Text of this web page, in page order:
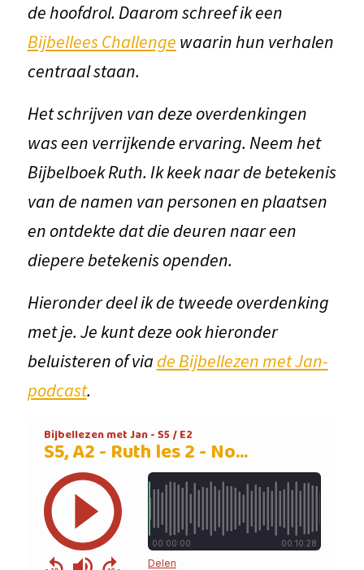
de hoofdrol. Daarom schreef ik een
Bijbellees Challenge waarin hun verhalen
centraal staan.
Het schrijven van deze overdenkingen
was een verrijkende ervaring. Neem het
Bijbelboek Ruth. Ik keek naar de betekenis
van de namen van personen en plaatsen
en ontdekte dat die deuren naar een
diepere betekenis openden.
Hieronder deel ik de tweede overdenking
met je. Je kunt deze ook hieronder
beluisteren of viade Bijbellezen met Jan-
podcast.